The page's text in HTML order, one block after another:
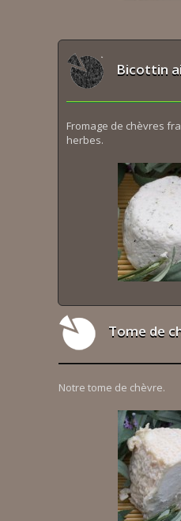
Bicottin
Fromage de chèvres
herbes.
Tome de
Notre tome de chèvre.